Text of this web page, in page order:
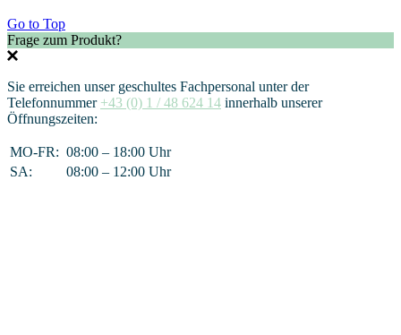
Go to Top
Frage zum Produkt?
Sie erreichen unser geschultes Fachpersonal unter der
Telefonnummer +43 (0) 1 / 48 624 14 innerhalb unserer
Öffnungszeiten:
MO-FR: 08:00 – 18:00 Uhr
SA:
08:00 – 12:00 Uhr